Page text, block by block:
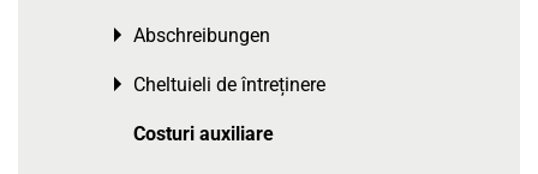
Abschreibungen
Toggle menu
Cheltuieli de întreținere
Toggle menu
Costuri auxiliare